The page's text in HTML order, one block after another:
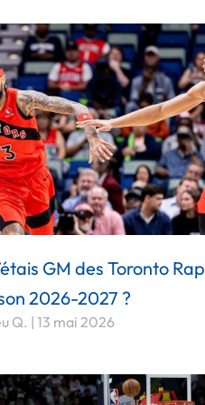
GM des Toronto
2026-2027 ?
Q. 13 mai 2026